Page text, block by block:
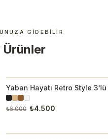
GIDEBILIR
Ürünler
İNDIRIM
Yaban Hayatı Retro Style
₺6.000 ₺4.500